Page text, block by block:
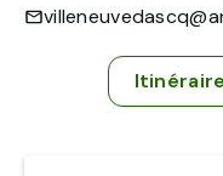
Itinéraire